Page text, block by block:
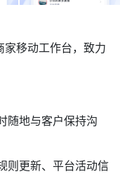
移动工作台，致力
随地与客户保持沟
则更新、平台活动信